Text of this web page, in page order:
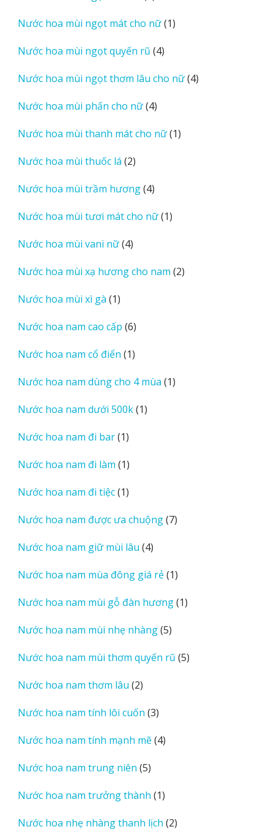
phẩm
Nước hoa mùi ngọt mát cho nữ 11
Nước hoa mùi ngọt quyến rũ 44
phẩm
Nước hoa mùi ngọt thơm lâu cho nữ 44
Nước hoa mùi phấn cho nữ 44
phẩm
Nước hoa mùi thanh mát cho nữ 11
Nước hoa mùi thuốc lá 22
phẩm
Nước hoa mùi trầm hương 44
phẩm
Nước hoa mùi tươi mát cho nữ 11
Nước hoa mùi vani nữ 44
phẩm
Nước hoa mùi xạ hương cho nam 22
Nước hoa mùi xì gà 11
phẩm
Nước hoa nam cao cấp 66
phẩm
Nước hoa nam cổ điển 11
phẩm
Nước hoa nam dùng cho 4 mùa 11
Nước hoa nam dưới 500k 11
Nước hoa nam đi bar 11
phẩm
Nước hoa nam đi làm 11
phẩm
Nước hoa nam đi tiệc 11
phẩm
Nước hoa nam được ưa chuộng 77
Nước hoa nam giữ mùi lâu 44
phẩm
Nước hoa nam mùa đông giá rẻ 11
phẩm
Nước hoa nam mùi gỗ đàn hương 11
Nước hoa nam mùi nhẹ nhàng 55
phẩm
Nước hoa nam mùi thơm quyến rũ 55
Nước hoa nam thơm lâu 22
phẩm
Nước hoa nam tính lôi cuốn 33
phẩm
Nước hoa nam tính mạnh mẽ 44
Nước hoa nam trung niên 55
phẩm
Nước hoa nam trưởng thành 11
phẩm
Nước hoa nhẹ nhàng thanh lịch 22